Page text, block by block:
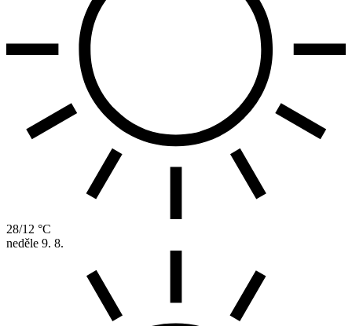
28/12 °C
neděle 9. 8.